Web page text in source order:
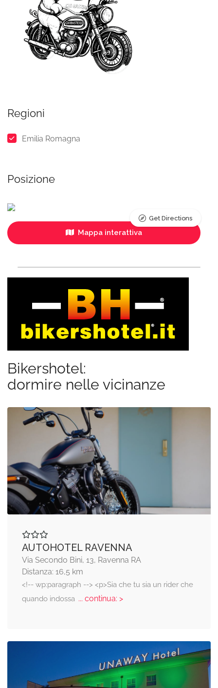
Regioni
Emilia Romagna
Posizione
Mappa interattiva
Get Directions
Bikershotel:
dormire nelle vicinanze
AUTOHOTEL RAVENNA
Via Secondo Bini, 13, Ravenna RA
Distanza: 16,5 km
<!-- wp:paragraph --> <p>Sia che tu sia un rider che
quando indossa... continua: >